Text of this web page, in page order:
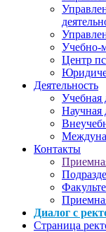
Учебно-
Центр
Деятельность
Учебная
Научная
Контакты
Диалог с
Страница